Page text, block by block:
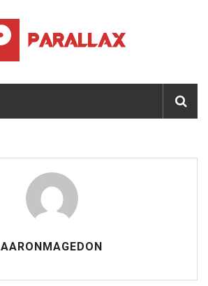
AARONMAGEDON